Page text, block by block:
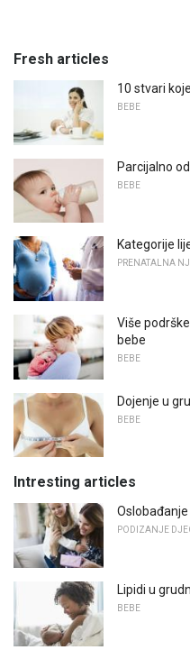
Fresh articles
10 stvari
BEBE
Parcijalno
BEBE
Kategorije
PRENATALNA
Više
bebe
BEBE
Dojenje u
BEBE
Intresting articles
PODIZANJE
Lipidi u
BEBE